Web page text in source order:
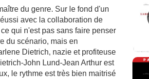
du genre. Sur le fond d'un
avec la collaboration de
qui n'est pas sans faire penser
du scénario, mais en
Dietrich, nazie et profiteuse
John Lund-Jean Arthur est
le rythme est très bien maitrisé